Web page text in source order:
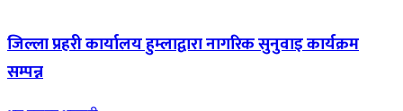
जिल्ला प्रहरी कार्यालय हुम्लाद्वारा नागरिक सुनुवाइ कार्यक्रम
सम्पन्न